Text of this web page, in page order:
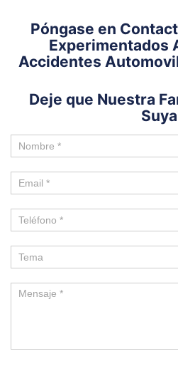
Póngase en
Experimentados
Accidentes
Deje que Nuestra
Suya